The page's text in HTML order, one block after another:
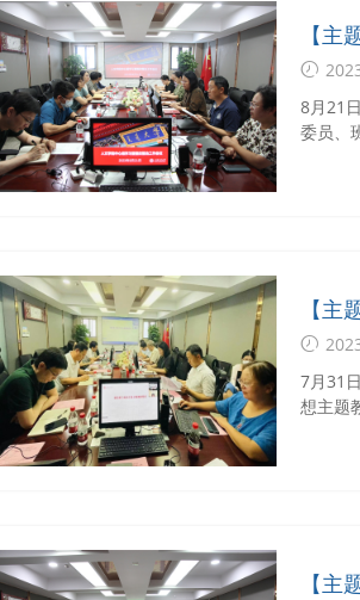
【
8月21
委员、
【
特色
7月31
想主题
【